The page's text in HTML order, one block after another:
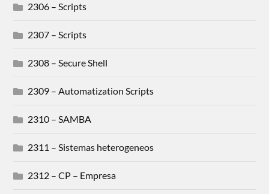
2306 – Scripts
2307 – Scripts
2308 – Secure Shell
2309 – Automatization Scripts
2310 – SAMBA
2311 – Sistemas heterogeneos
2312 – CP – Empresa